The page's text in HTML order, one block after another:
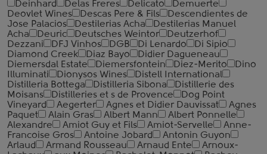
Deinhard
Delas Freres Delicato
Demuerte
Deovlet Wines
Descas Pere & Fils
Descendientes de
Jose Palacios
Destilerias Acha
Destilerias Manuel
Acha
Deuric Deutsches Weintor
Deutzerhof
Dezzani
DFJ Vinhos DGB Di Lenardo
Di Sipio
Diamond Creek
Diaz Bayo
Didier Dagueneau
Diemersdal Estate
Diemersfontein Diez-Merito
Dino
Illuminati
Dionysos Wines
Distell International
Distilleria Bottega
Distilleria Sibona
Distillerie des
Moisans
Distilleries et s de Provence
Dog Point
Vineyard
Aegerter Agnes et Didier Dauvissat
Agnes
Paquet
Alain Gras Albert Mann
Albert Ponnelle
Alexandre
Amiot Guy et Fils Amiot-Servelle
Anne-
Francoise Gros
Antoine Jobard
Antonin Guyon
Arlaud
Armand Rousseau Arnaud Ente
Arnoux-